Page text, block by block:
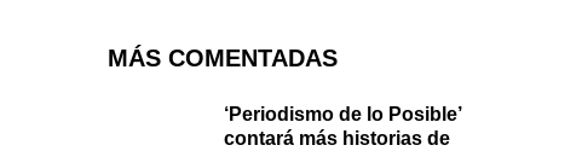
MÁS COMENTADAS
‘Periodismo de lo Posible’
contará más historias de